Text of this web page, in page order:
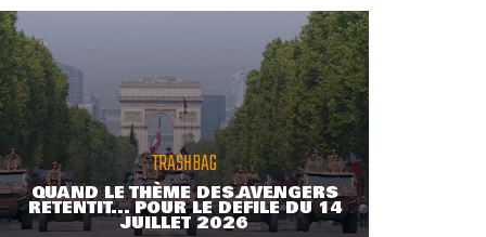
TRASHBAG
QUAND LE THÈME DES AVENGERS
RETENTIT... POUR LE DÉFILÉ DU 14
JUILLET 2026